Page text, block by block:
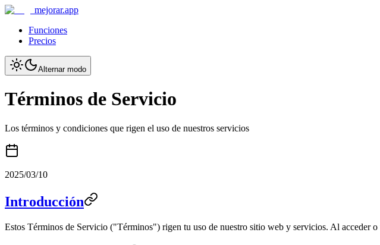
mejorar.app
Funciones
Precios
Alternar modo
Términos de Servicio
Los términos y condiciones que rigen el uso de nuestros servicios
2025/03/10
Introducción
Estos Términos de Servicio ("Términos") rigen tu uso de nuestro sitio web y servicios. Al acceder o